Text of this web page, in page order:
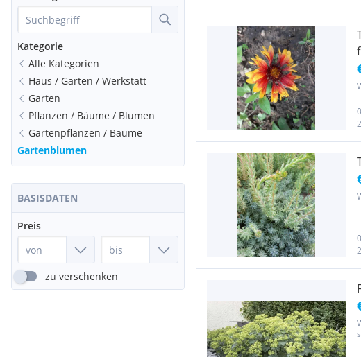
Kategorie
Alle Kategorien
Haus / Garten / Werkstatt
Garten
Pflanzen / Bäume / Blumen
Gartenpflanzen / Bäume
Gartenblumen
BASISDATEN
Preis
zu verschenken